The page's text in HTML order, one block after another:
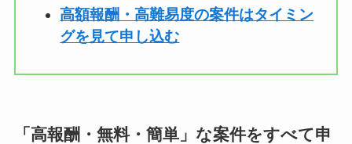
高額報酬・高難易度の案件はタイミン
グを見て申し込む
「高報酬・無料・簡単」な案件をすべて申